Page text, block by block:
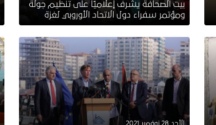
بيت الصحافة يشرف إعلاميًا على تنظيم جولة
ومؤتمر سفراء دول الاتحاد الأوروبي لغزة
الأحد 28 نوفمبر 2021